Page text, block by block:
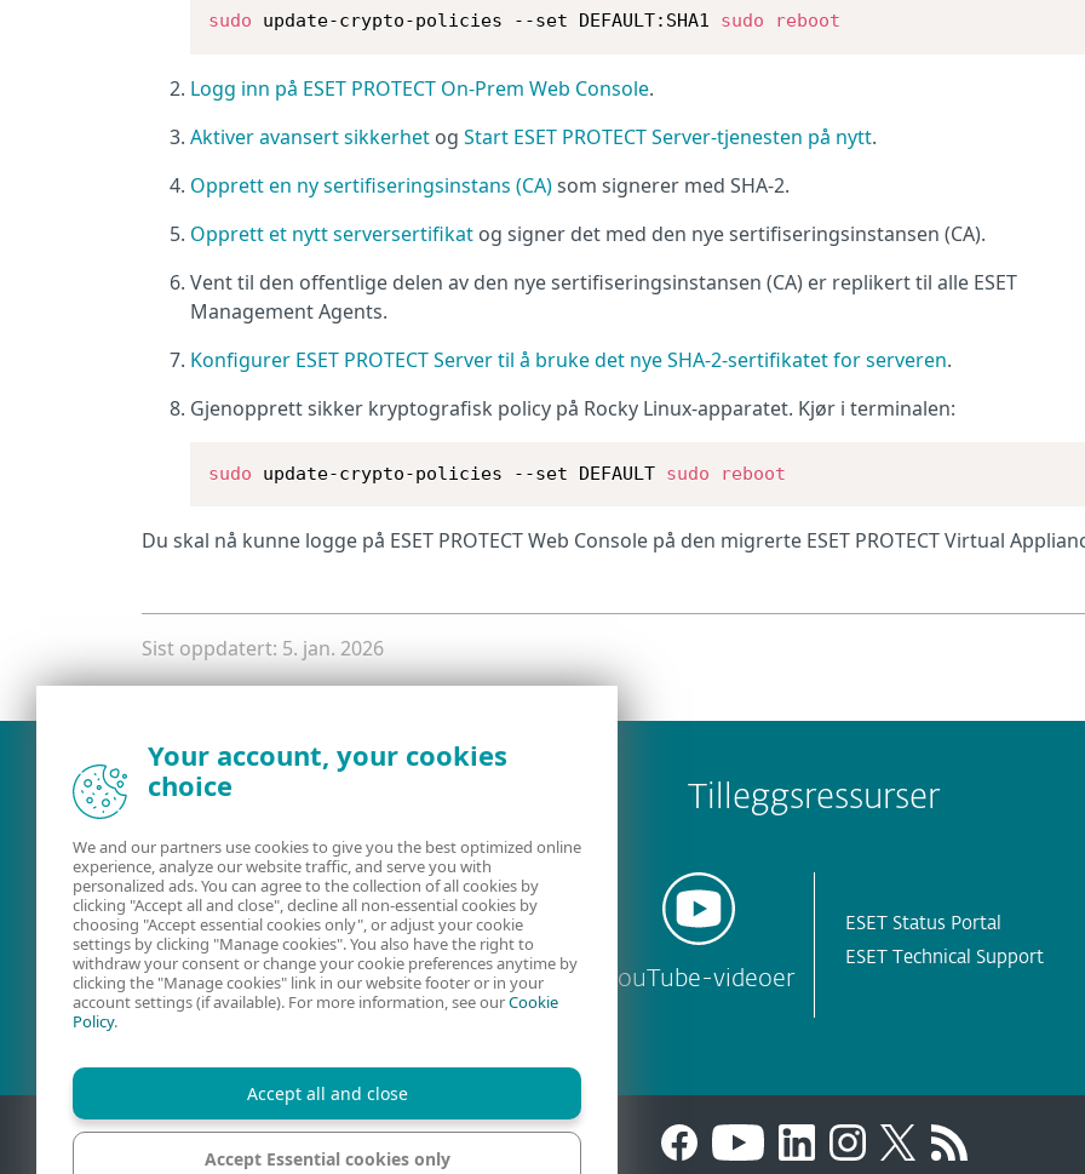
sudo update-crypto-policies --set DEFAULT:SHA1 sudo reboot
Logg inn på ESET PROTECT On-Prem Web Console.
Aktiver avansert sikkerhet og Start ESET PROTECT Server-tjenesten på nytt.
Opprett en ny sertifiseringsinstans (CA)som signerer med SHA-2.
Opprett et nytt serversertifikat og signer det med den nye sertifiseringsinstansen (CA).
Vent til den offentlige delen av den nye sertifiseringsinstansen (CA) er replikert til alle ESET
Management Agents.
Konfigurer ESET PROTECT Server til å bruke det nye SHA-2-sertifikatet for serveren.
Gjenopprett sikker kryptografisk policy på Rocky Linux-apparatet. Kjør i terminalen:
sudo update-crypto-policies --set DEFAULT sudo reboot
Du skal nå kunne logge på ESET PROTECT Web Console på den migrerte ESET PROTECT Virtual
Sist oppdatert: 5. jan. 2026
Tilleggsressurser
Brukerveiledninger ESET Forum YouTube-videoer
ESET Status Portal
ESET Technical Support
Your account, your cookies
choice
We and our partners use cookies to give you the best optimized online
experience, analyze our website traffic, and serve you with
personalized ads. You can agree to the collection of all cookies by
clicking "Accept all and close", decline all non-essential cookies by
choosing "Accept essential cookies only", or adjust your cookie
settings by clicking "Manage cookies". You also have the right to
withdraw your consent or change your cookie preferences anytime by
clicking the "Manage cookies" link in our website footer or in your
account settings (if available). For more information, see ourCookie
Policy.
Accept all and close
Accept Essential cookies only